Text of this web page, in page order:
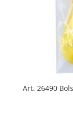
Art. 26490